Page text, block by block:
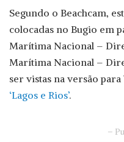
Segundo o Beachcam,
colocadas no Bugio em
Marítima Nacional –
Marítima Nacional –
ser vistas na versão
‘Lagos e Rios’.
–